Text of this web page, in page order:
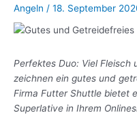
Angeln / 18. September
Perfektes Duo: Viel
zeichnen ein gutes und
Firma Futter Shuttle bietet
Superlative in Ihrem